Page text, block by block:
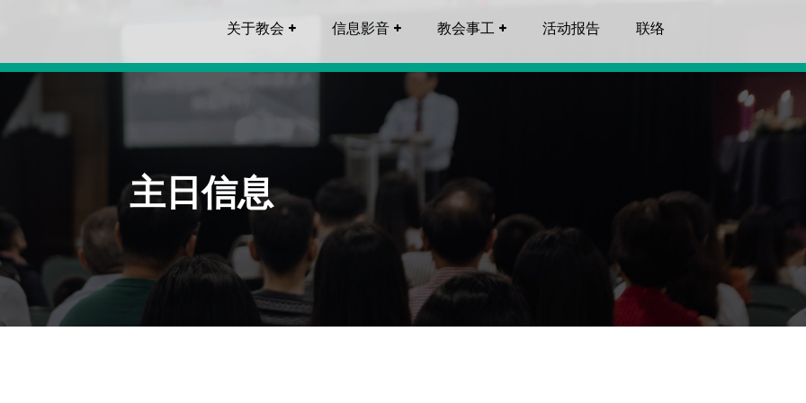
关于教会 信息影音 教会事工 活动报告 联络
主日信息